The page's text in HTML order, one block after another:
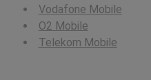
Vodafone Mobile
O2 Mobile
Telekom Mobile